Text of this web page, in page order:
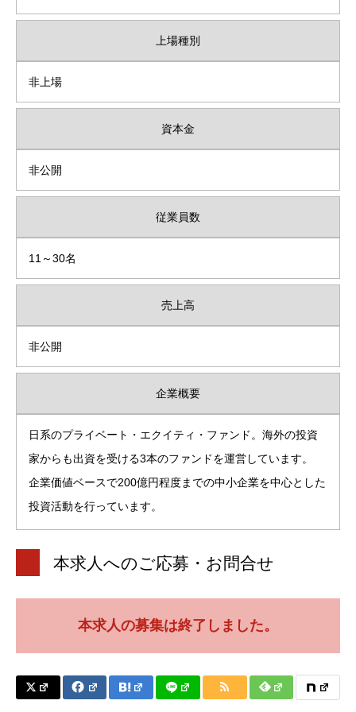
上場種別
非上場
資本金
非公開
従業員数
11～30名
売上高
非公開
企業概要
日系のプライベート・エクイティ・ファンド。海外の投資
家からも出資を受ける3本のファンドを運営しています。
企業価値ベースで200億円程度までの中小企業を中心とした
投資活動を行っています。
本求人へのご応募・お問合せ
本求人の募集は終了しました。